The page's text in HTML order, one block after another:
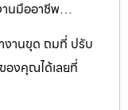
นมืออาชีพ…
านขุด ถมที่ ปรับ
องคุณได้เลยที่